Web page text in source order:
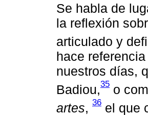
Se habla de
la reflexión
articulado y
hace referencia
nuestros días,
Badiou,35 o
artes, 36 el que